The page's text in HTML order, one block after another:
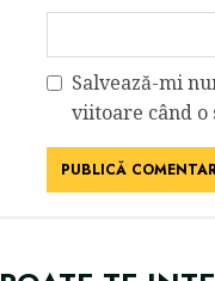
Salvează-mi
viitoare când o